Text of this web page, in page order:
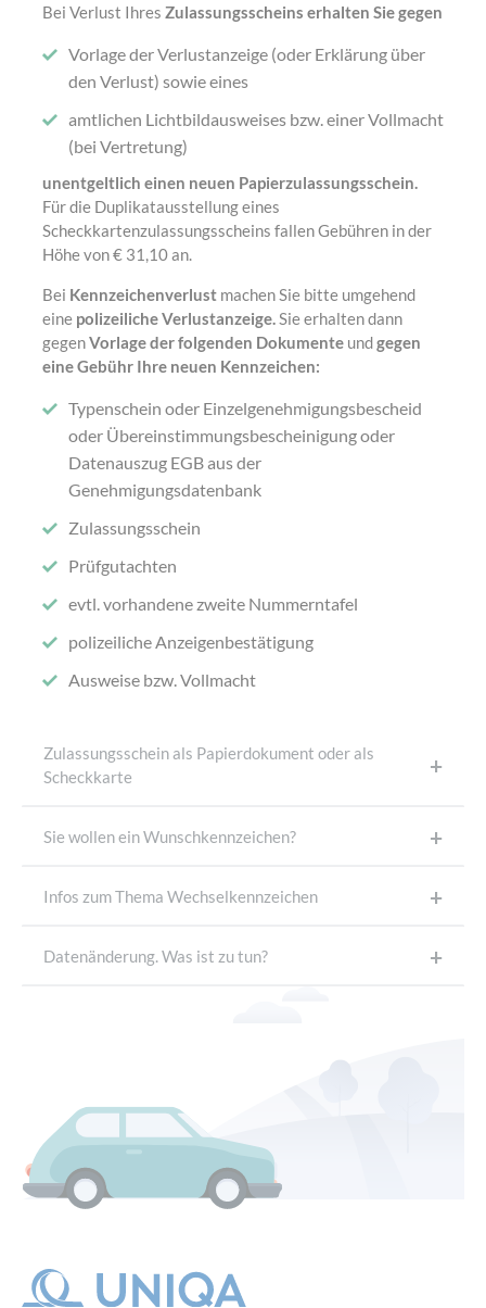
Bei Verlust Ihres Zulassungsscheins erhalten Sie gegen
Vorlage der Verlustanzeige (oder Erklärung über
den Verlust) sowie eines
amtlichen Lichtbildausweises bzw. einer Vollmacht
(bei Vertretung)
unentgeltlich einen neuen Papierzulassungsschein.
Für die Duplikatausstellung eines
Scheckkartenzulassungsscheins fallen Gebühren in der
Höhe von € 31,10 an.
Bei Kennzeichenverlust machen Sie bitte umgehend
eine polizeiliche Verlustanzeige.Sie erhalten dann
gegenVorlage der folgenden Dokumente undgegen
eine Gebühr Ihre neuen Kennzeichen:
Typenschein oder Einzelgenehmigungsbescheid
oder Übereinstimmungsbescheinigung oder
Datenauszug EGB aus der
Genehmigungsdatenbank
Zulassungsschein
Prüfgutachten
evtl. vorhandene zweite Nummerntafel
polizeiliche Anzeigenbestätigung
Ausweise bzw. Vollmacht
Zulassungsschein als Papierdokument oder als
Scheckkarte
Sie wollen ein Wunschkennzeichen?
Infos zum Thema Wechselkennzeichen
Datenänderung. Was ist zu tun?